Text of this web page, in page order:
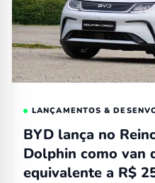
LANÇAMENTOS &
BYD lança no
Dolphin como van
equivalente a R$